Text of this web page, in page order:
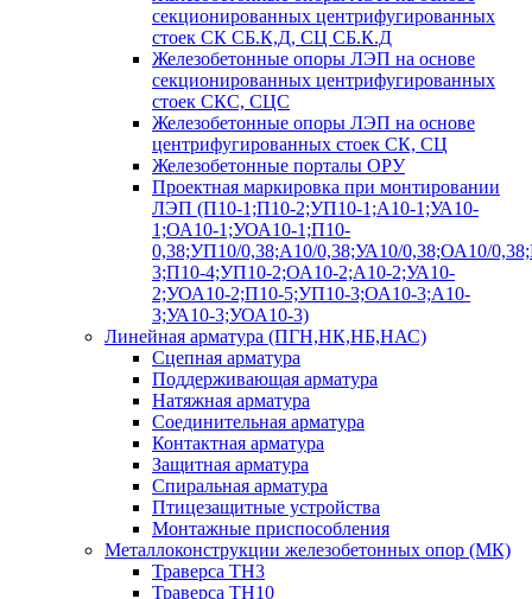
секционированных центрифугированных
стоек СК СБ.К,Д, СЦ СБ.К.Д
Железобетонные опоры ЛЭП на основе
секционированных центрифугированных
стоек СКС, СЦС
Железобетонные опоры ЛЭП на основе
центрифугированных стоек СК, СЦ
Железобетонные порталы ОРУ
Проектная маркировка при монтировании
ЛЭП (П10-1;П10-2;УП10-1;А10-1;УА10-
1;ОА10-1;УОА10-1;П10-
0,38;УП10/0,38;А10/0,38;УА10/0,38;ОА10/
3;П10-4;УП10-2;ОА10-2;А10-2;УА10-
2;УОА10-2;П10-5;УП10-3;ОА10-3;А10-
3;УА10-3;УОА10-3)
Линейная арматура (ПГН,НК,НБ,НАС)
Сцепная арматура
Поддерживающая арматура
Натяжная арматура
Соединительная арматура
Контактная арматура
Защитная арматура
Спиральная арматура
Птицезащитные устройства
Монтажные приспособления
Металлоконструкции железобетонных опор (МК)
Траверса ТН3
Траверса ТН10